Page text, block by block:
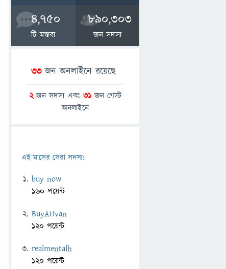
4,750
টি মন্তব্য
890,303
জন সদস্য
33জন অনলাইনে রয়েছে
2জন সদস্য এবং 31 জন গেস্ট
অনলাইনে
এই মাসের সেরা সদস্য:
buy now
160 পয়েন্ট
BuyAtivan
120 পয়েন্ট
realmentalh
120 পয়েন্ট